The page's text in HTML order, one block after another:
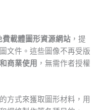
費載體圖形資源網站 ，提
文件。這些圖像不再受版
商業使用 ，無需作者授權
方式來獲取圖形材料，用